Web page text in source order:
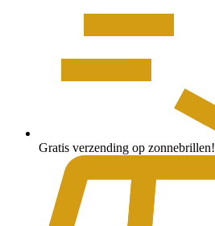
Gratis verzending op zonnebrillen!